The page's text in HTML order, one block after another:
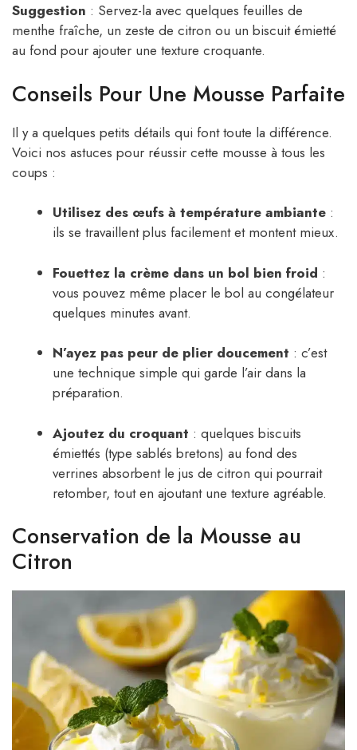
Suggestion : Servez-la avec quelques feuilles de
menthe fraîche, un zeste de citron ou un biscuit émietté
au fond pour ajouter une texture croquante.
Conseils Pour Une Mousse Parfaite
Il y a quelques petits détails qui font toute la différence.
Voici nos astuces pour réussir cette mousse à tous les
coups :
Utilisez des œufs à température ambiante :
ils se travaillent plus facilement et montent mieux.
Fouettez la crème dans un bol bien froid :
vous pouvez même placer le bol au congélateur
quelques minutes avant.
N’ayez pas peur de plier doucement : c’est
une technique simple qui garde l’air dans la
préparation.
Ajoutez du croquant : quelques biscuits
émiettés (type sablés bretons) au fond des
verrines absorbent le jus de citron qui pourrait
retomber, tout en ajoutant une texture agréable.
Conservation de la Mousse au
Citron